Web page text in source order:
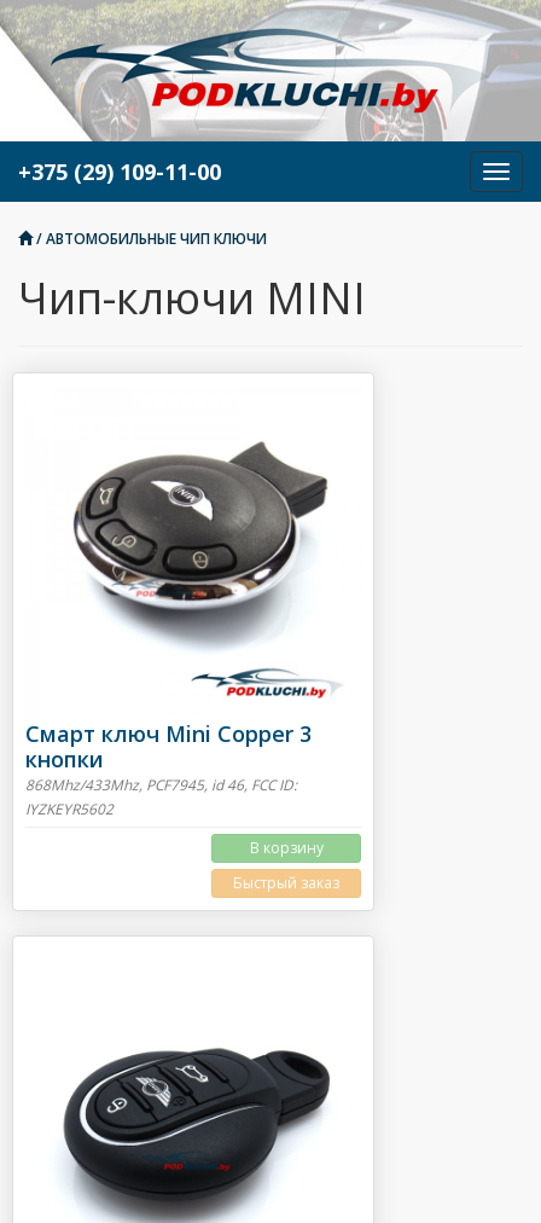
М
е
+375 (29) 109-11-00
/АВТОМОБИЛЬНЫЕ ЧИП КЛЮЧИ
Чип-ключи MINI
Смарт ключ Mini Copper 3
кнопки
868Mhz/433Mhz, PCF7945, id 46, FCC ID:
IYZKEYR5602
В корзину
Быстрый заказ